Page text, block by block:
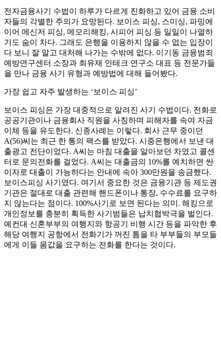
전자금융사기 수법이 하루가 다르게 진화하고 있어 금융 소비
자들의 각별한 주의가 요망된다. 보이스 피싱, 스미싱, 파밍에
이어 메신저 피싱, 메모리해킹, 시피어 피싱 등 일일이 나열하
기도 숨이 차다. 그래도 은행을 이용하지 않을 수 없는 입장이
다 보니 잘 알고 대처해 나가는 수밖에 없다. 이기동 금융범죄
예방연구센터 소장과 최유재 인테크 연구소 대표 등 전문가들
을 만나 금융 사기 유형과 예방법에 대해 들어봤다.
가장 쉽고 자주 발생하는 ‘보이스 피싱’
보이스 피싱은 가장 대중적으로 알려진 사기 수법이다. 전화로
공공기관이나 금융회사 직원을 사칭하며 피해자를 속여 자금
이체 등을 유도한다. 신종사례는 이렇다. 회사 근무 중이던
A(56)씨는 최근 한 통의 팩스를 받았다. 시중은행에서 보낸 대
출광고 전단이었다. A씨는 마침 대출을 알아보던 차였고 콜센
터로 문의전화를 걸었다. A씨는 대출금의 10%를 예치하면 싼
이자로 대출이 가능하다는 안내에 속아 300만원을 송금했다.
보이스피싱 사기였다. 여기서 중요한 것은 금융기관 등 제도권
기관은 절대로 대출 관련해 핸드폰이나 통장, 수수료를 요구하
지 않는다는 점이다. 100%사기로 보면 된다는 의미. 해킹으로
개인정보를 충분히 획득한 사기범들은 납치협박극을 벌인다.
예컨대 신혼부부의 여행지와 항공기 비행 시간 등을 파악한 후
해당 여행지 공항에서 전화기가 꺼진 틈을 타 부부들의 부모들
에게 이들 몸값을 요구하는 전화를 한다는 것이다.